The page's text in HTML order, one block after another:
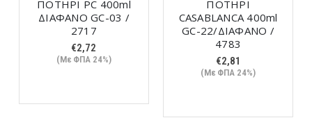
ΠΟΤΗΡΙ PC 400ml
ΔΙΑΦΑΝΟ GC-03 /
2717
€2,72
(Με ΦΠΑ 24%)
ΠΟΤΗΡΙ
CASABLANCA 400ml
GC-22/ΔΙΑΦΑΝΟ /
4783
€2,81
(Με ΦΠΑ 24%)